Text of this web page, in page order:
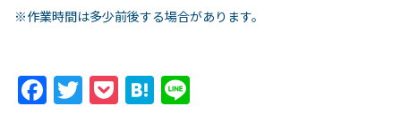
※作業時間は多少前後する場合があります。
F T P H